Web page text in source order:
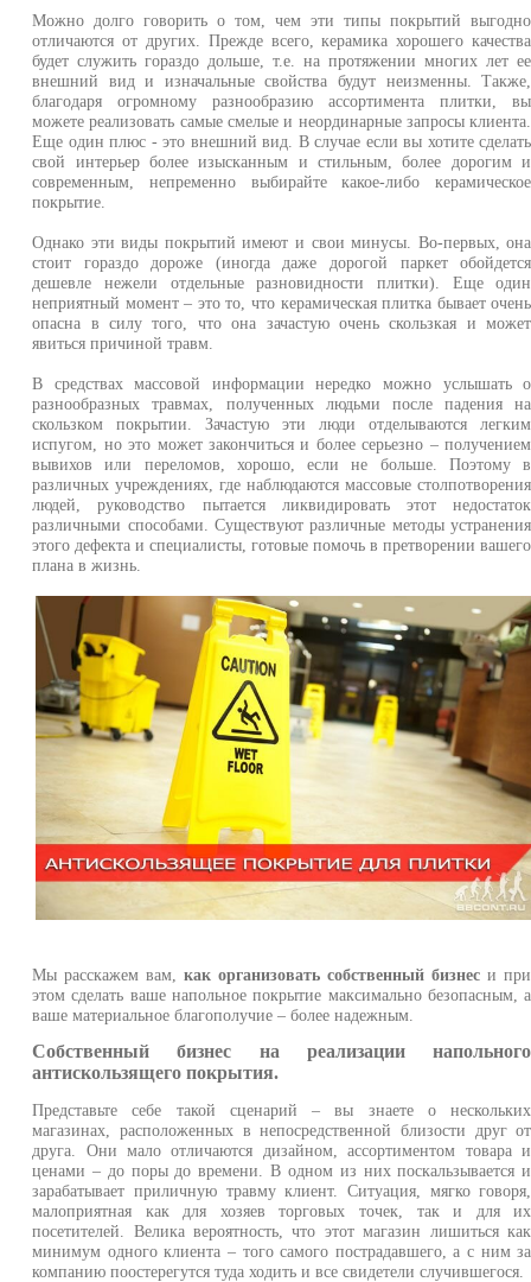
Можно долго говорить о том, чем эти типы покрытий выгодно
отличаются от других. Прежде всего, керамика хорошего качества
будет служить гораздо дольше, т.е. на протяжении многих лет ее
внешний вид и изначальные свойства будут неизменны. Также,
благодаря огромному разнообразию ассортимента плитки, вы
можете реализовать самые смелые и неординарные запросы клиента.
Еще один плюс - это внешний вид. В случае если вы хотите сделать
свой интерьер более изысканным и стильным, более дорогим и
современным, непременно выбирайте какое-либо керамическое
покрытие.
Однако эти виды покрытий имеют и свои минусы. Во-первых, она
стоит гораздо дороже (иногда даже дорогой паркет обойдется
дешевле нежели отдельные разновидности плитки). Еще один
неприятный момент – это то, что керамическая плитка бывает очень
опасна в силу того, что она зачастую очень скользкая и может
явиться причиной травм.
В средствах массовой информации нередко можно услышать о
разнообразных травмах, полученных людьми после падения на
скользком покрытии. Зачастую эти люди отделываются легким
испугом, но это может закончиться и более серьезно – получением
вывихов или переломов, хорошо, если не больше. Поэтому в
различных учреждениях, где наблюдаются массовые столпотворения
людей, руководство пытается ликвидировать этот недостаток
различными способами. Существуют различные методы устранения
этого дефекта и специалисты, готовые помочь в претворении вашего
плана в жизнь.
Мы расскажем вам,как организовать собственный бизнес и при
этом сделать ваше напольное покрытие максимально безопасным, а
ваше материальное благополучие – более надежным.
Собственный бизнес на реализации напольного
антискользящего покрытия.
Представьте себе такой сценарий – вы знаете о нескольких
магазинах, расположенных в непосредственной близости друг от
друга. Они мало отличаются дизайном, ассортиментом товара и
ценами – до поры до времени. В одном из них поскальзывается и
зарабатывает приличную травму клиент. Ситуация, мягко говоря,
малоприятная как для хозяев торговых точек, так и для их
посетителей. Велика вероятность, что этот магазин лишиться как
минимум одного клиента – того самого пострадавшего, а с ним за
компанию поостерегутся туда ходить и все свидетели случившегося.